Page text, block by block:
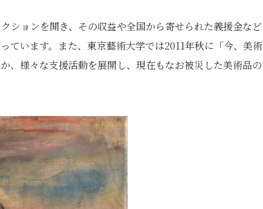
ションを開き、その収益や全国から寄せられた義援金など
ています。また、東京藝術大学では2011年秋に「今、美術
、様々な支援活動を展開し、現在もなお被災した美術品の